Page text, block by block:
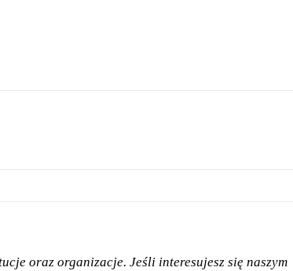
oraz organizacje. Jeśli interesujesz się naszym